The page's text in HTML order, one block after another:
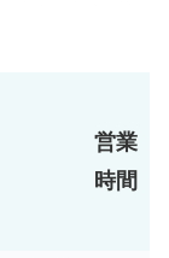
営業
時間